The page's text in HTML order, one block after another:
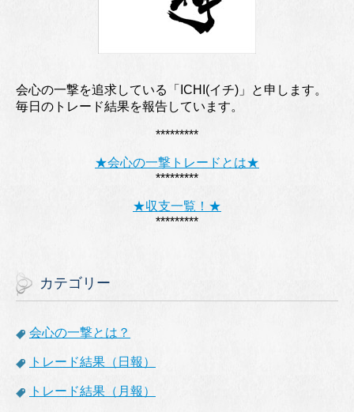
会心の一撃を追求している「ICHI(イチ)」と申します。
毎日のトレード結果を報告しています。
*********
★会心の一撃トレードとは★
*********
★収支一覧！★
*********
カテゴリー
会心の一撃とは？
トレード結果（日報）
トレード結果（月報）